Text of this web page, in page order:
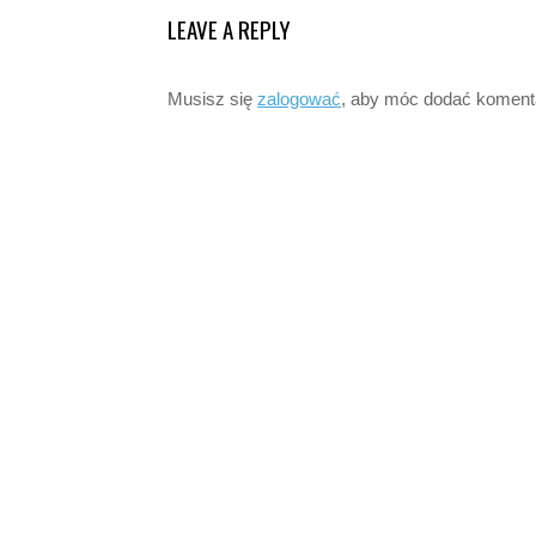
LEAVE A REPLY
Musisz się zalogować, aby móc dodać